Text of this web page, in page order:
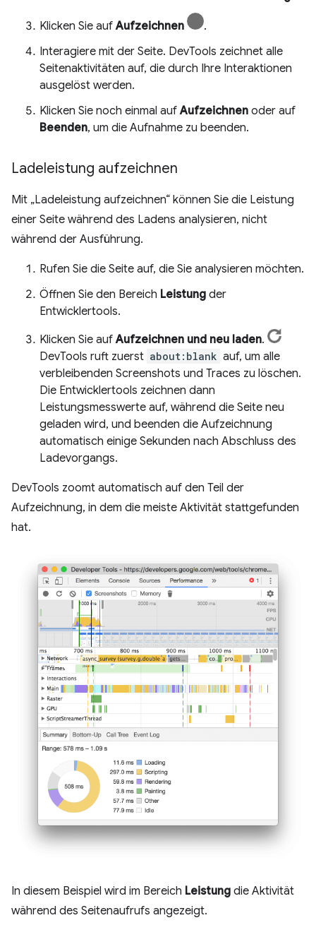
Klicken Sie aufAufzeichnen
.
Interagiere mit der Seite. DevTools zeichnet alle
Seitenaktivitäten auf, die durch Ihre Interaktionen
ausgelöst werden.
Klicken Sie noch einmal aufAufzeichnen oder auf
Beenden, um die Aufnahme zu beenden.
Ladeleistung aufzeichnen
Mit „Ladeleistung aufzeichnen“ können Sie die Leistung
einer Seite während des Ladens analysieren, nicht
während der Ausführung.
Rufen Sie die Seite auf, die Sie analysieren möchten.
Öffnen Sie den Bereich Leistung der
Entwicklertools.
Klicken Sie aufAufzeichnen und neu laden.
DevTools ruft zuerst about:blank auf, um alle
verbleibenden Screenshots und Traces zu löschen.
Die Entwicklertools zeichnen dann
Leistungsmesswerte auf, während die Seite neu
geladen wird, und beenden die Aufzeichnung
automatisch einige Sekunden nach Abschluss des
Ladevorgangs.
DevTools zoomt automatisch auf den Teil der
Aufzeichnung, in dem die meiste Aktivität stattgefunden
hat.
In diesem Beispiel wird im Bereich Leistung die Aktivität
während des Seitenaufrufs angezeigt.